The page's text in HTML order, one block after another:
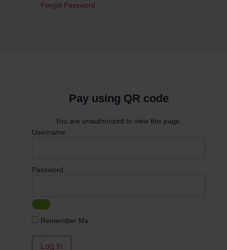
Forgot Password
Pay using QR code
You are unauthorized to view this page.
Username
Password
Remember Me